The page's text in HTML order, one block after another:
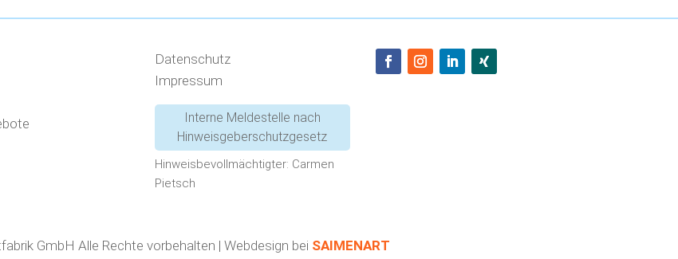
Datenschutz
Impressum
Interne Meldestelle nach
Hinweisgeberschutzgesetz
Hinweisbevollmächtigter: Carmen
Pietsch
GmbH Alle Rechte vorbehalten | Webdesign bei SAIMENART